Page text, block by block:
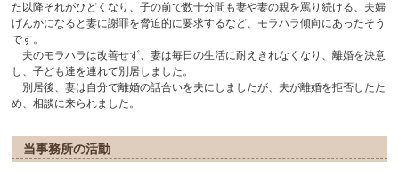
た以降それがひどくなり、子の前で数十分間も妻や妻の親を罵り続ける、夫婦
げんかになると妻に謝罪を脅迫的に要求するなど、モラハラ傾向にあったそう
です。
夫のモラハラは改善せず、妻は毎日の生活に耐えきれなくなり、離婚を決意
し、子ども達を連れて別居しました。
別居後、妻は自分で離婚の話合いを夫にしましたが、夫が離婚を拒否したた
め、相談に来られました。
当事務所の活動